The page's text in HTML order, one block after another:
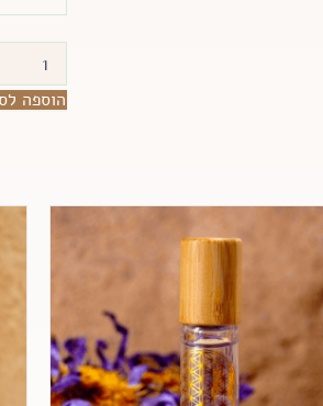
בטעמים
מרגשים
ועמוקים
שמחברים
ללב,
/
הוספה